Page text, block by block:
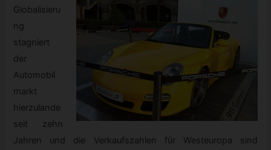
Globalisieru
ng
stagniert
der
Automobil
markt
hierzulande
seit zehn
Jahren und die Verkaufszahlen für Westeuropa sind